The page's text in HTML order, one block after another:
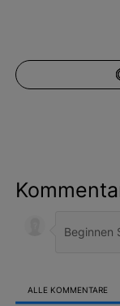
ALLE KOMMENTARE